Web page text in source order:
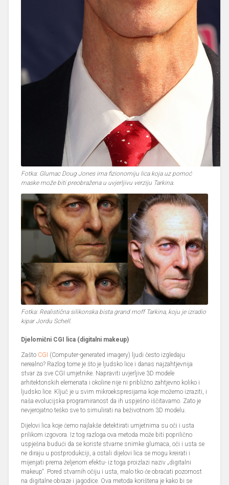
Fotka: Glumac Doug Jones ima fizionomiju lica koja uz pomoć
maske može biti preobražena u uvjerljivu verziju Tarkina.
Fotka: Realistična silikonska bista grand moff Tarkina, koju je izradio
kipar Jordu Schell.
Djelomični CGI lica (digitalni makeup)
Zašto CGI (Computer-generated imagery) ljudi često izgledaju
nerealno? Razlog tome je što je ljudsko lice i danas najzahtjevnija
stvar za sve CGI umjetnike. Napraviti uvjerljive 3D modele
arhitektonskih elemenata i okoline nije ni približno zahtjevno koliko i
ljudsko lice. Ključ je u svim mikroekspresijama koje možemo izraziti, i
naša evolucijska programiranost da ih uspješno iščitavamo. Zato je
nevjerojatno teško sve to simulirati na beživotnom 3D modelu.
Dijelovi lica koje ćemo najlakše detektirati umjetnima su oči i usta
prilikom izgovora. Iz tog razloga ova metoda može biti poprilično
uspješna budući da se koriste stvarne snimke glumaca, oči i usta se
ne diraju u postprodukciji, a ostali dijelovi lica se mogu kreirati i
mijenjati prema željenom efektu- iz toga proizlazi naziv „digitalni
makeup“. Pored stvarnih očiju i usta, malo tko će obraćati pozornost
na digitalne obraze i jagodice. Ova metoda korištena je kako bi se